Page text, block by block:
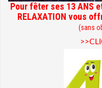
Pour fêter ses 13 ANS
RELAXATION vous
(sans